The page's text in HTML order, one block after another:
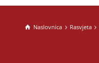
Naslovnica Rasvjeta